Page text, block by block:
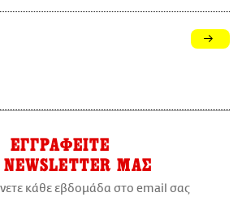
ΕΓΓΡΑΦΕΙΤΕ
ΜΑΣ
κάθε εβδομάδα στο email σας